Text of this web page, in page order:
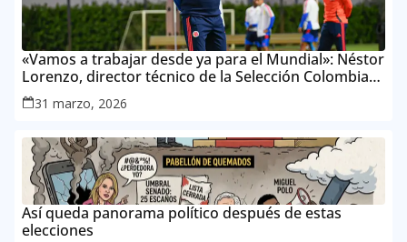
«Vamos a trabajar desde ya para el Mundial»: Néstor
Lorenzo, director técnico de la Selección Colombia
Masculina de Mayores
31 marzo, 2026
Así queda panorama político después de estas
elecciones